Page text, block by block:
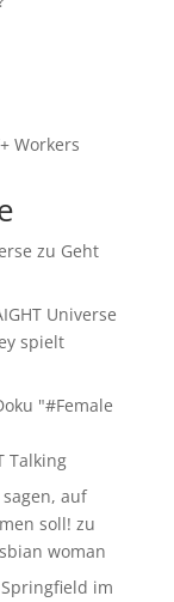
Workers
zu Geht
Universe
spielt
"#Female
Talking
auf
soll! zu
woman
im